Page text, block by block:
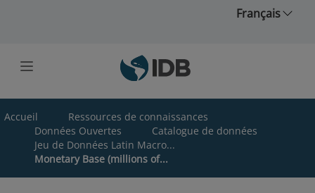
Français
Accueil
Ressources de connaissances
Données Ouvertes
Catalogue de données
Jeu de Données Latin Macro...
Monetary Base (millions of...